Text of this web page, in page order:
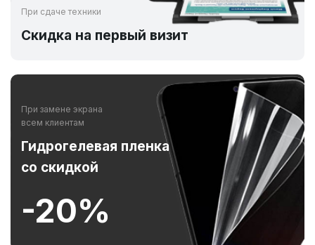
При сдаче техники
Скидка на первый визит
При замене экрана
всем клиентам
Гидрогелевая пленка
со скидкой
-20%